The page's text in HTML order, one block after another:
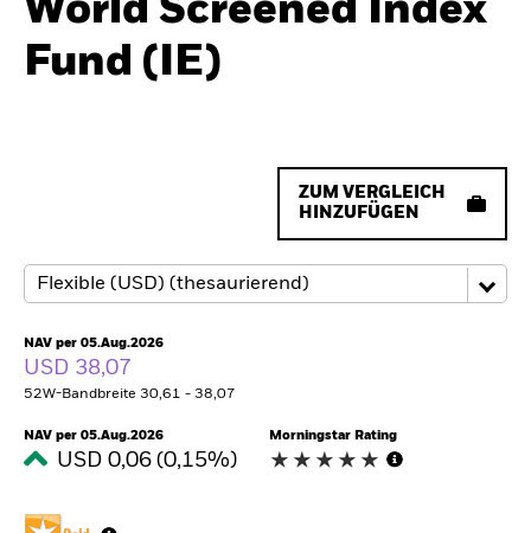
World Screened Index
Fund (IE)
ZUM VERGLEICH
HINZUFÜGEN
NAV per 05.Aug.2026
USD 38,07
52W-Bandbreite 30,61 - 38,07
NAV per 05.Aug.2026
USD 0,06 (0,15%)
Morningstar Rating